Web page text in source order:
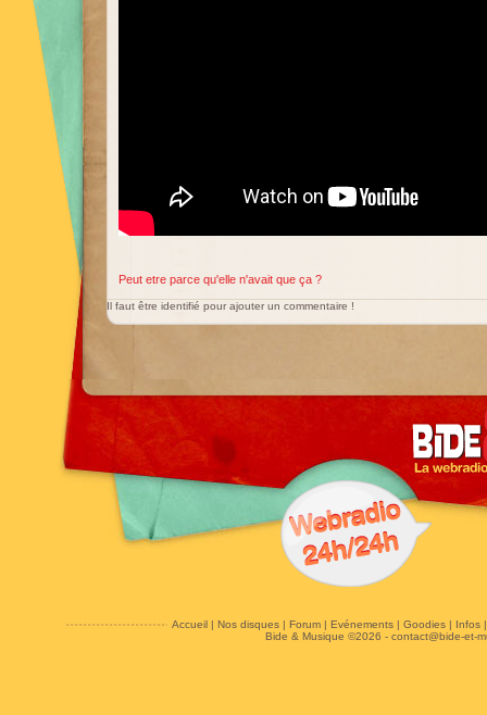
Peut etre parce qu'elle n'avait que ça ?
Il faut être identifié pour ajouter un commentaire !
Accueil| Nos disques| Forum| Evénements| Goodies| Infos
Bide & Musique ©2026 - contact@bide-et-